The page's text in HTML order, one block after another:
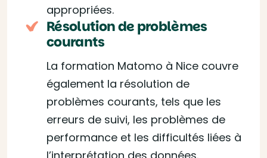
appropriées.
Résolution de problèmes
courants
La formation Matomo à Nice couvre
également la résolution de
problèmes courants, tels que les
erreurs de suivi, les problèmes de
performance et les difficultés liées à